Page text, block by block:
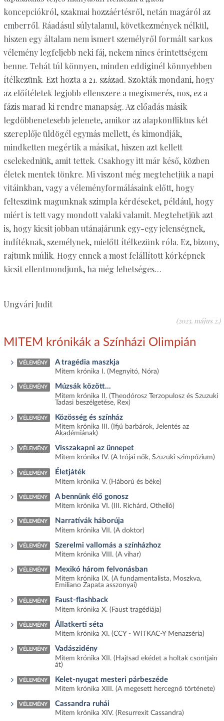
koncepciókról, szakmai hozzáértésről, netán magáról az
emberről. Ráadásul súlytalanul, következmények nélkül,
hiszen egy általam nem ismert személyről formált sarkos
vélemény legfeljebb neki fáj, nekem nincs érintettségem
benne. Tehát túl könnyen, minden eddiginél könnyebben
ítélkezünk. Ezt hozta a 21. század. Szokták mondani, hogy
az előítéletek legjobb ellenszere a megismerés, nos, ez a
fázis marad ki rendre manapság. Az előadás másik
legdöbbenetesebb jelenete, amikor az alapkonfliktus két
szereplője üldögél egymás mellett, és kimondják,
mindketten megértik a másikat, hiszen azt kellett
cselekedniük, amit tettek. Csakhogy itt már késő, közben
életek mentek tönkre. Mi viszont még megtehetjük a napi
vitáinkban, vagy a véleményformálásaink előtt, hogy
felteszünk magunknak szimpla kérdéseket, például, hogy
miért is tett vagy mondott valaki valamit. Megtehetjük azt
is, hogy kicsit jobban utánajárunk egy-egy jelenségnek,
indítéknak, személynek, mielőtt ítélkezünk róla. Ez, bizony,
rajtunk múlik. Hogy ennek a most felállított kórképnek
kicsit ellentmondjunk, ha még lehetséges…
Ungvári Judit
(2023. május 2.)
MITEM krónikák a Színházi Olimpián
VÉLEMÉNY A tragédia maszkja
Mitem krónika I. (Megnyitó, Nóra)
VÉLEMÉNY Múzsák között...
Mitem krónika II. (Theodórosz Terzopulosz és Szuzuki
Tadasi beszélgetése, Rex)
VÉLEMÉNY Közösség és színház
Mitem krónika III. (Ifjú barbárok, Jelentés az
Akadémiának)
VÉLEMÉNY Visszakapni az ünnepet
Mitem krónika IV. (A trójai nők, Szuzuki szimpózium)
VÉLEMÉNY Életjáték
Mitem krónika V. (Háború és béke)
VÉLEMÉNY A bennünk élő gonosz
Mitem krónika VI. (III. Richárd, Othelló)
VÉLEMÉNY Narratívák háborúja
Mitem krónika VII. (A doktor)
VÉLEMÉNY Szerelmi vallomás a színházhoz
Mitem krónika VIII. (A vihar)
VÉLEMÉNY Mexikó három felvonásban
Mitem krónika IX. (A fundamentalista, Moszkva,
Emiliano Zapata asszonyai)
VÉLEMÉNY Faust-flashback
Mitem krónika X. (Faust tragédiája)
VÉLEMÉNY Állatkerti séta
Mitem krónika XI. (CCY - WITKAC-Y Menazséria)
VÉLEMÉNY Vadászidény
Mitem krónika XII. (Hajtsad ekédet a holtak csontjain
át)
VÉLEMÉNY Kelet-nyugat mesteri párbeszéde
Mitem krónika XIII. (A megesett hercegnő története)
VÉLEMÉNY Cassandra ruhái
Mitem krónika XIV. (Resurrexit Cassandra)